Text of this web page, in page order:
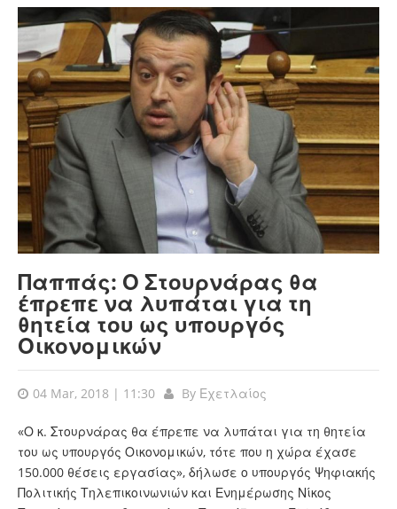
Παππάς: Ο Στουρνάρας θα
έπρεπε να λυπάται για τη
θητεία του ως υπουργός
Οικονομικών
04 Mar, 2018 | 11:30 By Εχετλαίος
«Ο κ. Στουρνάρας θα έπρεπε να λυπάται για τη θητεία
του ως υπουργός Οικονομικών, τότε που η χώρα έχασε
150.000 θέσεις εργασίας», δήλωσε ο υπουργός Ψηφιακής
Πολιτικής Τηλεπικοινωνιών και Ενημέρωσης Νίκος